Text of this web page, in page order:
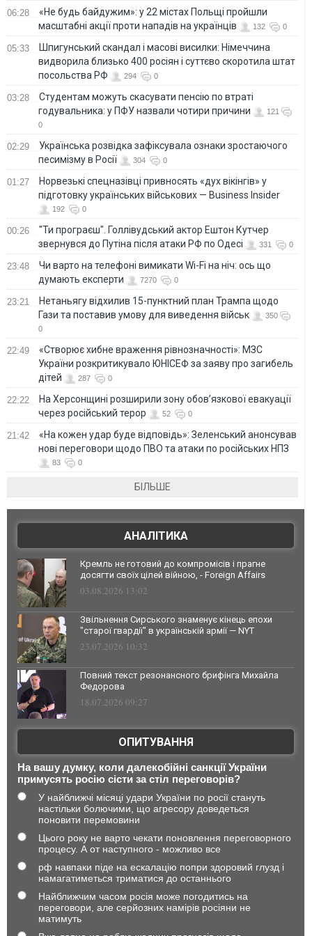
06:28
«Не будь байдужим»: у 22 містах Польщі пройшли
масштабні акції проти нападів на українців
132 0
05:33
Шпигунський скандал і масові висилки: Німеччина
видворила близько 400 росіян і суттєво скоротила штат
посольства РФ
294 0
03:28
Студентам можуть скасувати пенсію по втраті
годувальника: у ПФУ назвали чотири причини
121
0
02:29
Українська розвідка зафіксувала ознаки зростаючого
песимізму в Росії
304 0
01:27
Норвезькі спецназівці привносять «дух вікінгів» у
підготовку українських військових — Business Insider
192 0
00:26
"Ти програєш". Голлівудський актор Ештон Кутчер
звернувся до Путіна після атаки РФ по Одесі
331 0
23:48
Чи варто на телефонi вимикати Wi-Fi на ніч: ось що
думають експерти
7270 0
23:21
Нетаньягу відхилив 15-пунктний план Трампа щодо
Гази та поставив умову для виведення військ
350
0
22:49
«Створює хибне враження рівнозначності»: МЗС
України розкритикувало ЮНІСЕФ за заяву про загибель
дітей
287 0
22:22
На Херсонщині розширили зону обов’язкової евакуації
через російський терор
52 0
21:42
«На кожен удар буде відповідь»: Зеленський анонсував
нові переговори щодо ПВО та атаки по російських НПЗ
83 0
БІЛЬШЕ
АНАЛІТИКА
Кремль не готовий до компромісів і прагне
досягти своїх цілей війною, - Foreign Affairs
03.08.2026 13:02
Звільнення Сирського знаменує кінець епохи
"старої гвардії" в українській армії — NYT
23.07.2026 10:32
Повний текст резонансного брифінга Михайла
Федорова
18.07.2026 09:27
ОПИТУВАННЯ
На вашу думку, коли далекобійні санкції України
примусять росію сісти за стіл переговорів?
У найближчі місяці удари України по росії стануть
настільки болючими, що агресору доведеться
поновити перемовини
Цього року не варто чекати поновлення переговорного
процесу. А от наступного - можливо все
рф навпаки піде на ескалацію попри здоровий глузд і
намагатиметься триматися до останнього
Найближчим часом росія може погодитись на
переговори, але серйозних намірів росіяни не
матимуть